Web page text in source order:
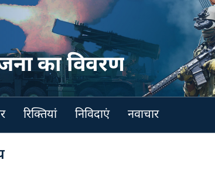
का विवरण
रिक्तियां निविदाएं नवाचार